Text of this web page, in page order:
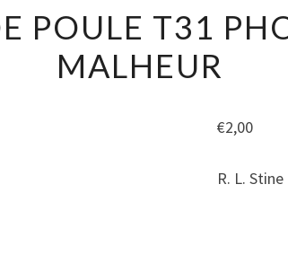
DE
POULE
T31
POULE T31
MALHEUR
€2,00
R. L. Stine